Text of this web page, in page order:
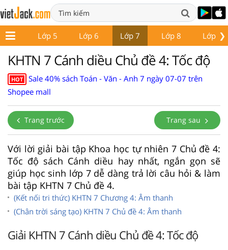
❯
4 Lớp 5 Lớp 6 Lớp 7 Lớp 8 Lớp 9
KHTN 7 Cánh diều Chủ đề 4: Tốc độ
HOT
Sale 40% sách Toán - Văn - Anh 7 ngày 07-07 trên
Shopee mall
Trang trước Trang sau
Với lời giải bài tập Khoa học tự nhiên 7 Chủ đề 4:
Tốc độ sách Cánh diều hay nhất, ngắn gọn sẽ
giúp học sinh lớp 7 dễ dàng trả lời câu hỏi & làm
bài tập KHTN 7 Chủ đề 4.
(Kết nối tri thức) KHTN 7 Chương 4: Âm thanh
(Chân trời sáng tạo) KHTN 7 Chủ đề 4: Âm thanh
Giải KHTN 7 Cánh diều Chủ đề 4: Tốc độ